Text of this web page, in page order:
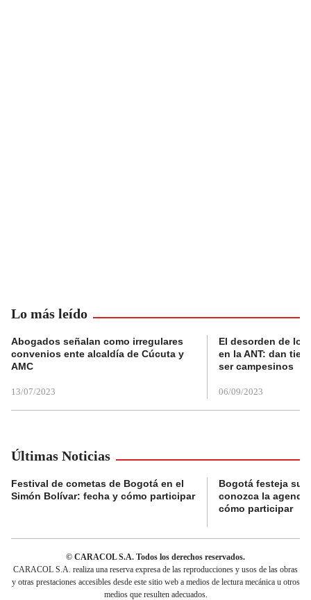
Lo más leído
Abogados señalan como irregulares
convenios ente alcaldía de Cúcuta y
AMC
13/07/2023
El desorden de
en la ANT: dan
ser campesinos
06/09/2023
Últimas Noticias
Festival de cometas de Bogotá en el
Simón Bolívar: fecha y cómo participar
Bogotá festeja su
conozca la
cómo participar
© CARACOL S.A. Todos los derechos reservados.
CARACOL S.A. realiza una reserva expresa de las reproducciones y usos de las obras
y otras prestaciones accesibles desde este sitio web a medios de lectura mecánica u otros
medios que resulten adecuados.